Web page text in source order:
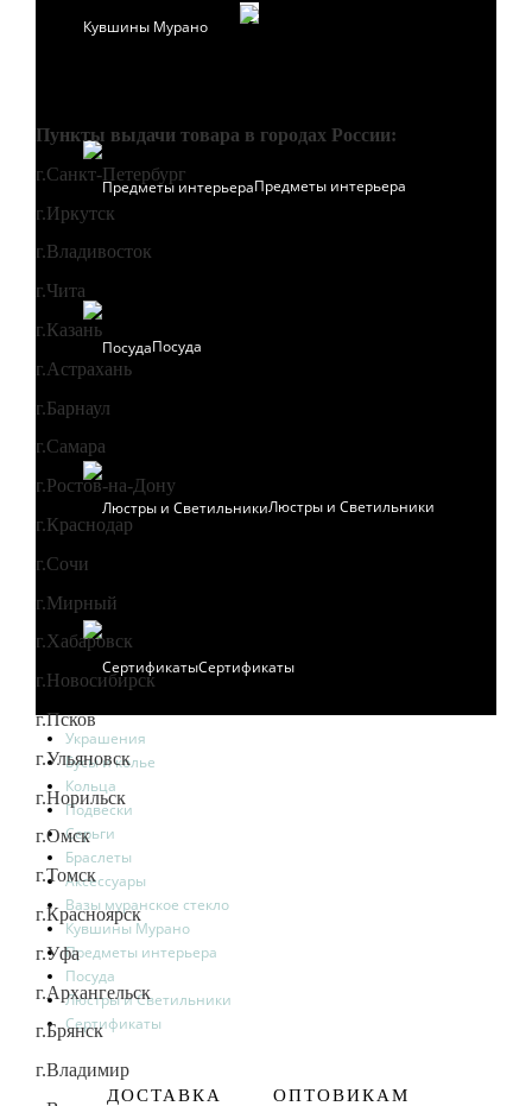
Кувшины Мурано
Предметы интерьера
Посуда
Люстры и Светильники
Сертификаты
Украшения
Бусы и колье
Кольца
Подвески
Серьги
Браслеты
Аксессуары
Вазы муранское стекло
Кувшины Мурано
Предметы интерьера
Посуда
Люстры и Светильники
Сертификаты
ДОСТАВКА ОПТОВИКАМ
Пункты выдачи товара в городах России:
г.Санкт-Петербург
г.Иркутск
г.Владивосток
г.Чита
г.Казань
г.Астрахань
г.Барнаул
г.Самара
г.Ростов-на-Дону
г.Краснодар
г.Сочи
г.Мирный
г.Хабаровск
г.Новосибирск
г.Псков
г.Ульяновск
г.Норильск
г.Омск
г.Томск
г.Красноярск
г.Уфа
г.Архангельск
г.Брянск
г.Владимир